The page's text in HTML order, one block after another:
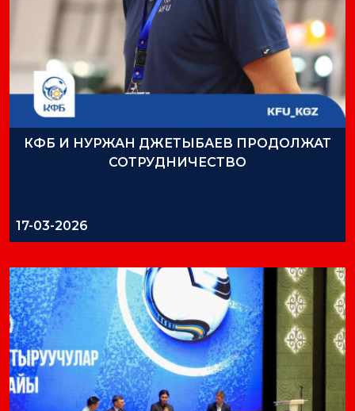
КФБ И НУРЖАН ДЖЕТЫБАЕВ ПРОДОЛЖАТ
СОТРУДНИЧЕСТВО
17-03-2026